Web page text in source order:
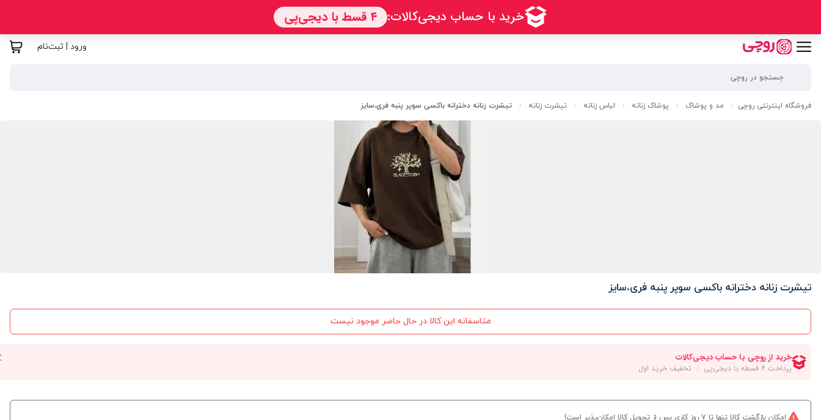
ورود | ثبت‌نام
فروشگاه اینترنتی روچی / مد و پوشاک / پوشاک زنانه / لباس زنانه / تیشرت زنانه / تیشرت زنانه دخترانه باکسی سوپر پنبه فری،سایز
تیشرت زنانه دخترانه باکسی سوپر پنبه فری،سایز
متاسفانه این کالا در حال حاضر موجود نیست
امکان بازگشت کالا تنها تا ۷ روز کاری پس از تحویل کالا امکان‌پذیر است!